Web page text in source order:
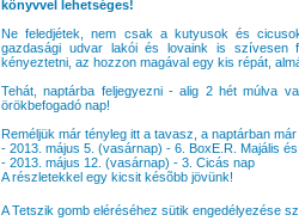
könyvvel lehetséges!
Ne feledjétek, nem csak a kutyusok és
gazdasági udvar lakói és lovaink is szívesen
kényeztetni, az hozzon magával egy kis répát,
Tehát, naptárba feljegyezni - alig 2 hét múlva
örökbefogadó nap!
Reméljük már tényleg itt a tavasz, a naptárban
- 2013. május 5. (vasárnap) - 6. BoxE.R. Majális és
- 2013. május 12. (vasárnap) - 3. Cicás nap
A részletekkel egy kicsit késõbb jövünk!
A Tetszik gomb eléréséhez sütik engedélyezése